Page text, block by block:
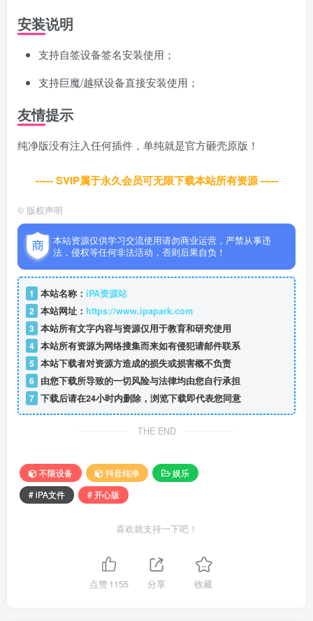
安装说明
支持自签设备签名安装使用；
支持巨魔/越狱设备直接安装使用；
友情提示
纯净版没有注入任何插件，单纯就是官方砸壳原版！
----- SVIP属于永久会员可无限下载本站所有资源 -----
© 版权声明
本站资源仅供学习交流使用请勿商业运营，严禁从事违
法，侵权等任何非法活动，否则后果自负！
1 本站名称： iPA资源站
2 本站网址： https://www.ipapark.com
3 本站所有文字内容与资源仅用于教育和研究使用
4 本站所有资源为网络搜集而来如有侵犯请邮件联系
5 本站下载者对资源方造成的损失或损害概不负责
6 由您下载所导致的一切风险与法律均由您自行承担
7 下载后请在24小时内删除，浏览下载即代表您同意
THE END
不限设备 抖音纯净
娱乐
# iPA文件
# 开心版
喜欢就支持一下吧！
点赞1155 分享 收藏